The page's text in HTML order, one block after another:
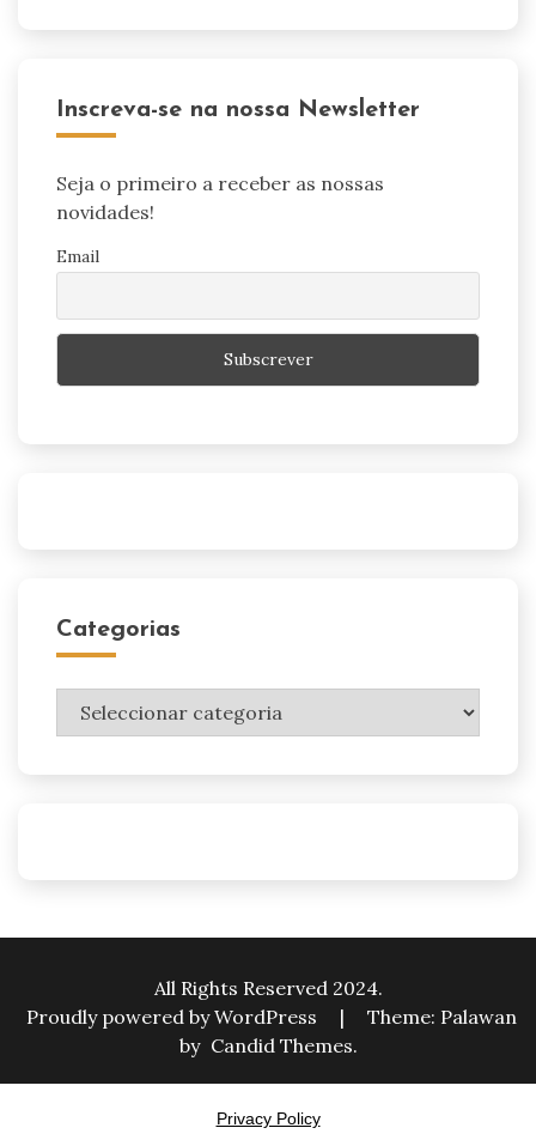
Inscreva-se na nossa Newsletter
Seja o primeiro a receber as nossas
novidades!
Email
Categorias
Categorias
All Rights Reserved 2024.
Proudly powered by WordPress
|
Theme: Palawan
by Candid Themes.
Privacy Policy